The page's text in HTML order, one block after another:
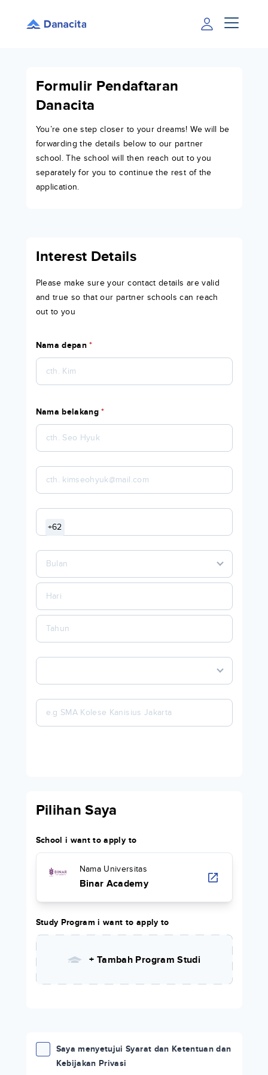
Formulir Pendaftaran
Danacita
You’re one step closer to your dreams! We will be
forwarding the details below to our partner
school. The school will then reach out to you
separately for you to continue the rest of the
application.
Interest Details
Please make sure your contact details are valid
and true so that our partner schools can reach
out to you
Nama depan *
Nama belakang *
+62
Bulan
Pilihan Saya
School i want to apply to
Nama Universitas
Binar Academy
Study Program i want to apply to
+ Tambah Program Studi
Saya menyetujui Syarat dan Ketentuan dan
Kebijakan Privasi